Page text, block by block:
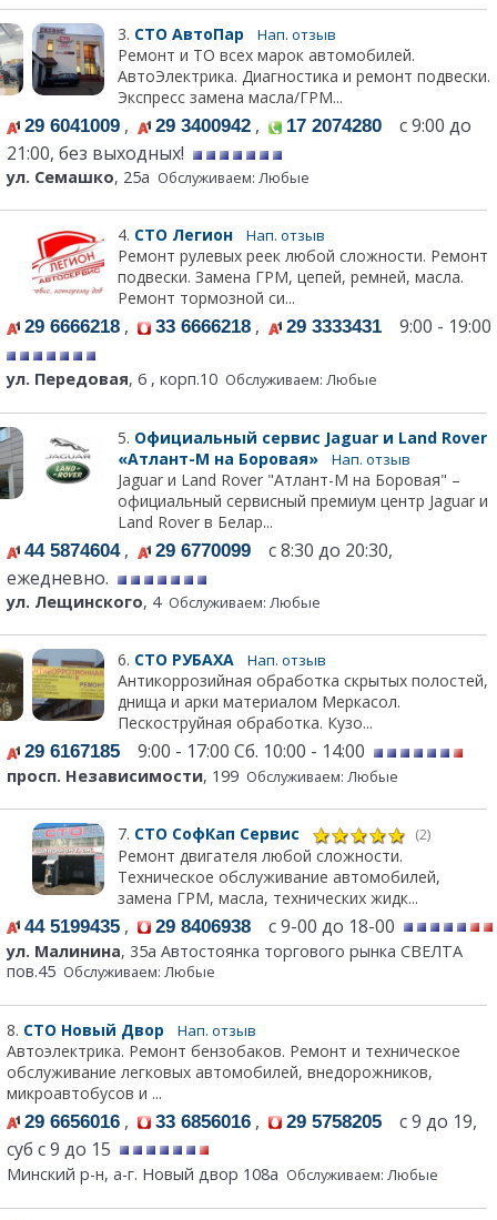
3. СТО АвтоПар Нап. отзыв
Ремонт и ТО всех марок автомобилей.
АвтоЭлектрика. Диагностика и ремонт подвески.
Экспресс замена масла/ГРМ...
29 6041009 , 29 3400942 , 17 2074280 с 9:00 до
21:00, без выходных!
ул. Семашко, 25а Обслуживаем: Любые
4. СТО Легион Нап. отзыв
Ремонт рулевых реек любой сложности. Ремонт
подвески. Замена ГРМ, цепей, ремней, масла.
Ремонт тормозной си...
29 6666218 , 33 6666218 , 29 3333431 9:00 - 19:00
ул. Передовая, 6 , корп.10 Обслуживаем: Любые
5. Официальный сервис Jaguar и Land Rover
«Атлант-М на Боровая»
Нап. отзыв
Jaguar и Land Rover "Атлант-М на Боровая" –
официальный сервисный премиум центр Jaguar и
Land Rover в Белар...
44 5874604, 29 6770099 с 8:30 до 20:30,
ежедневно.
ул. Лещинского, 4 Обслуживаем: Любые
6. СТО РУБАХА Нап. отзыв
Антикоррозийная обработка скрытых полостей,
днища и арки материалом Меркасол.
Пескоструйная обработка. Кузо...
29 6167185 9:00 - 17:00 Сб. 10:00 - 14:00
просп. Независимости, 199 Обслуживаем: Любые
7. СТО СофКап Сервис (2)
Ремонт двигателя любой сложности.
Техническое обслуживание автомобилей,
замена ГРМ, масла, технических жидк...
44 5199435 , 29 8406938 с 9-00 до 18-00
ул. Малинина, 35а Автостоянка торгового рынка СВЕЛТА
пов.45 Обслуживаем: Любые
8. СТО Новый Двор Нап. отзыв
Автоэлектрика. Ремонт бензобаков. Ремонт и техническое
обслуживание легковых автомобилей, внедорожников,
микроавтобусов и ...
29 6656016 , 33 6856016 , 29 5758205 с 9 до 19,
суб с 9 до 15
Минский р-н, а-г. Новый двор 108а Обслуживаем: Любые